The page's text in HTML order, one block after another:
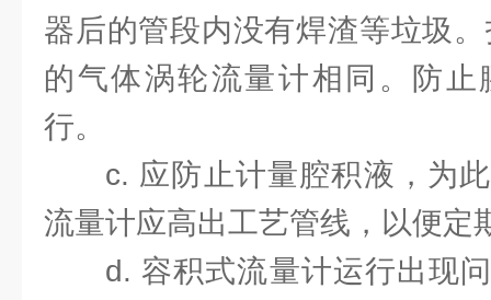
器后的管段内没有焊渣等垃圾
的气体涡轮流量计相同。防
行。
c. 应防止计量腔积液，为
流量计应高出工艺管线，以便定
d. 容积式流量计运行出现